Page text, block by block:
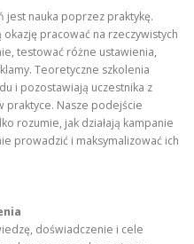
jest nauka poprzez praktykę.
pracować na rzeczywistych
testować różne ustawienia,
Teoretyczne szkolenia
i pozostawiają uczestnika z
praktyce. Nasze podejście
rozumie, jak działają kampanie
prowadzić i maksymalizować ich
doświadczenie i cele